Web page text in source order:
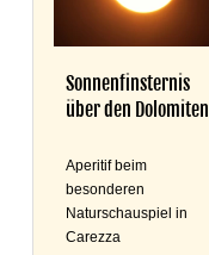
Sonnenfinsternis
über den Dolomiten
Aperitif beim
besonderen
Naturschauspiel in
Carezza